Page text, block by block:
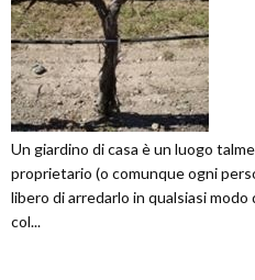
Un giardino di casa è un luogo
proprietario (o comunque ogni
libero di arredarlo in qualsiasi
col...